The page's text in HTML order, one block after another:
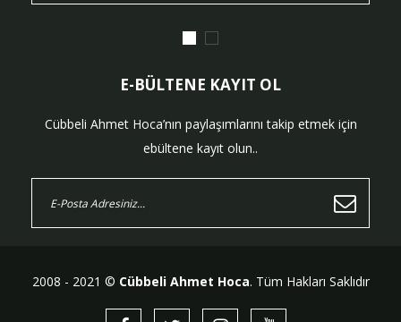
E-BÜLTENE KAYIT OL
Cübbeli Ahmet Hoca’nın paylaşımlarını takip etmek için
ebültene kayıt olun..
2008 - 2021 © Cübbeli Ahmet Hoca. Tüm Hakları Saklıdır